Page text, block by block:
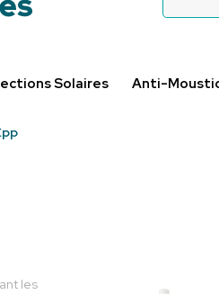
Solaires Anti-
les